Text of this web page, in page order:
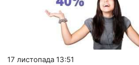
17 листопада 13:51